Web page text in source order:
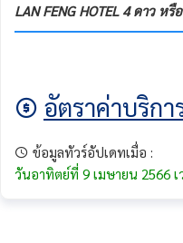
LAN FENG HOTEL 4 ดาว ห
อัตราค่าบริกา
ข้อมูลทัวร์อัปเดทเมื่อ :
วันอาทิตย์ที่ 9 เมษายน 2566 เ